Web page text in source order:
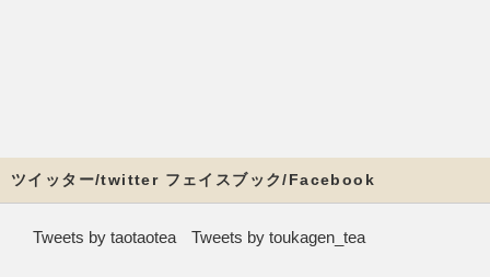
ツイッター/twitter フェイスブック/Facebook
Tweets by taotaotea Tweets by toukagen_tea